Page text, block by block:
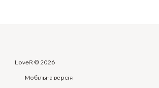
LoveR © 2026
Мобільна версія